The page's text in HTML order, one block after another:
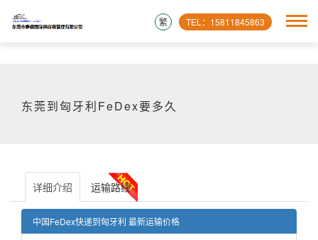
TEL：15811845863
繁
东莞到匈牙利FeDex要多久
详细介绍 运输路线
中国FeDex快递到匈牙利 最新运输价格